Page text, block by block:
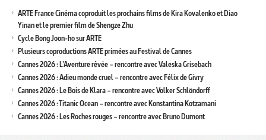
ARTE France Cinéma coproduit les prochains films de Kira Kovalenko et Diao
Yinan et le premier film de Shengze Zhu
Cycle Bong Joon-ho sur ARTE
Plusieurs coproductions ARTE primées au Festival de Cannes
Cannes 2026 : L’Aventure rêvée – rencontre avec Valeska Grisebach
Cannes 2026 : Adieu monde cruel – rencontre avec Félix de Givry
Cannes 2026 : Le Bois de Klara – rencontre avec Volker Schlöndorff
Cannes 2026 : Titanic Ocean – rencontre avec Konstantina Kotzamani
Cannes 2026 : Les Roches rouges – rencontre avec Bruno Dumont